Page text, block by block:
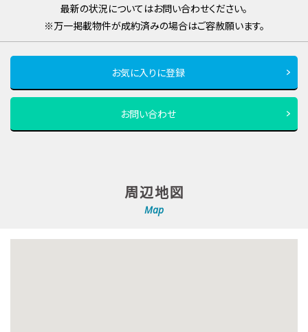
最新の状況についてはお問い合わせください。
※万一掲載物件が成約済みの場合はご容赦願います。
お気に入りに登録
お問い合わせ
周辺地図
Map